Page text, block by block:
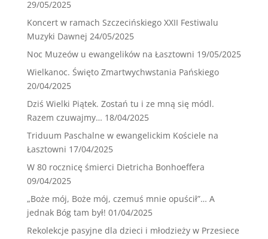
29/05/2025
Koncert w ramach Szczecińskiego XXII Festiwalu
Muzyki Dawnej 24/05/2025
Noc Muzeów u ewangelików na Łasztowni 19/05/2025
Wielkanoc. Święto Zmartwychwstania Pańskiego
20/04/2025
Dziś Wielki Piątek. Zostań tu i ze mną się módl.
Razem czuwajmy… 18/04/2025
Triduum Paschalne w ewangelickim Kościele na
Łasztowni 17/04/2025
W 80 rocznicę śmierci Dietricha Bonhoeffera
09/04/2025
„Boże mój, Boże mój, czemuś mnie opuścił”… A
jednak Bóg tam był! 01/04/2025
Rekolekcje pasyjne dla dzieci i młodzieży w Przesiece